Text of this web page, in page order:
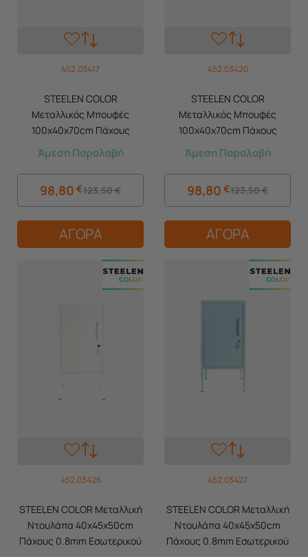
452.03417
STEELEN COLOR
Μεταλλικός Μπουφές
100x40x70cm Πάχους
0.8mm Εσωτερικού Χώρου
με Πόδια Baby Blue
Άμεση Παραλαβή
123,50€
98,80 €
ΑΓΟΡΑ
452.03420
STEELEN COLOR
Μεταλλικός Μπουφές
100x40x70cm Πάχους
0.8mm Εσωτερικού Χώρου
με Πόδια Slate Grey
Άμεση Παραλαβή
123,50€
98,80 €
ΑΓΟΡΑ
452.03426
STEELEN COLOR Μεταλλική
Ντουλάπα 40x45x50cm
Πάχους 0.8mm Εσωτερικού
452.03427
STEELEN COLOR Μεταλλική
Ντουλάπα 40x45x50cm
Πάχους 0.8mm Εσωτερικού